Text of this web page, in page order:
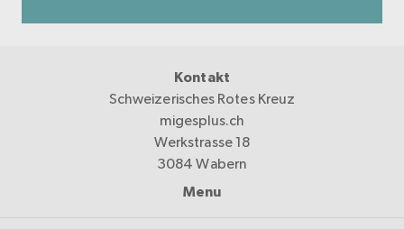
Kontakt
Schweizerisches Rotes Kreuz
migesplus.ch
Werkstrasse 18
3084 Wabern
Menu